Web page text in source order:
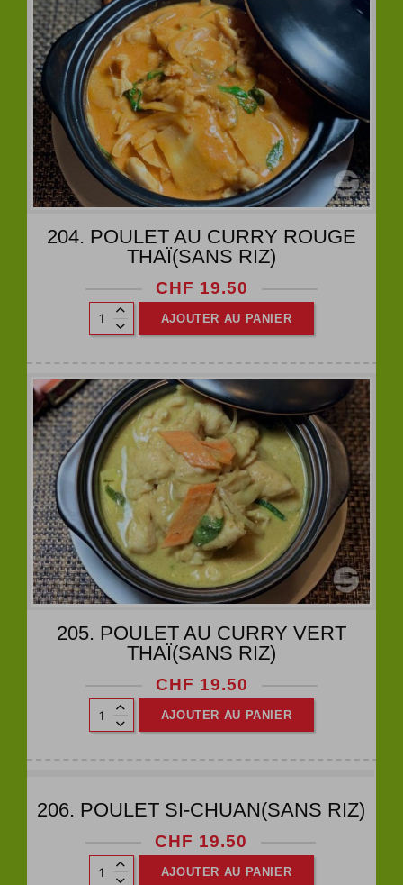
204. POULET AU CURRY ROUGE
THAÏ(SANS RIZ)
CHF 19.50
AJOUTER AU PANIER
205. POULET AU CURRY VERT
THAÏ(SANS RIZ)
CHF 19.50
AJOUTER AU PANIER
206. POULET SI-CHUAN(SANS RIZ)
CHF 19.50
AJOUTER AU PANIER